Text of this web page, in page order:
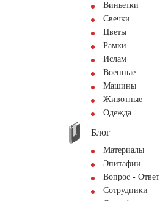
Виньетки
Свечки
Цветы
Рамки
Ислам
Военные
Машины
Животные
Одежда
Блог
Материалы
Эпитафии
Вопрос - Ответ
Сотрудники